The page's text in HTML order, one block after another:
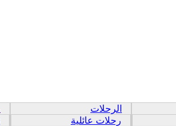
الرحلات
رحلات عائلية